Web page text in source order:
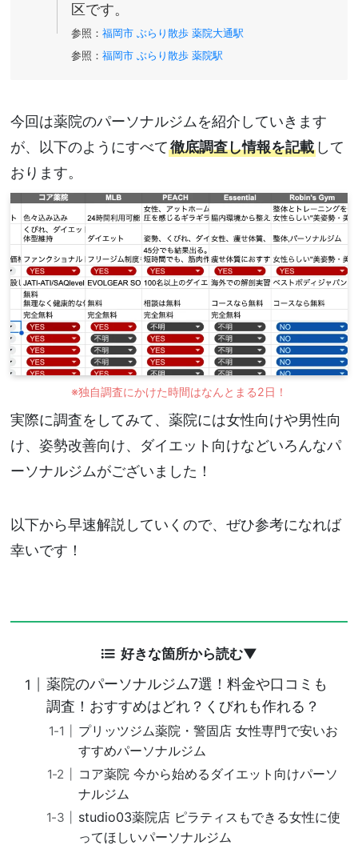
区です。
参照：福岡市 ぶらり散歩 薬院大通駅
参照：福岡市 ぶらり散歩 薬院駅
今回は薬院のパーソナルジムを紹介していきます
が、以下のようにすべて徹底調査し情報を記載して
おります。
※独自調査にかけた時間はなんとまる2日！
実際に調査をしてみて、薬院には女性向けや男性向
け、姿勢改善向け、ダイエット向けなどいろんなパ
ーソナルジムがございました！
以下から早速解説していくので、ぜひ参考になれば
幸いです！
好きな箇所から読む▼
薬院のパーソナルジム7選！料金や口コミも
調査！おすすめはどれ？くびれも作れる？
プリッツジム薬院・警固店 女性専門で安いお
すすめパーソナルジム
コア薬院 今から始めるダイエット向けパーソ
ナルジム
studio03薬院店 ピラティスもできる女性に使
ってほしいパーソナルジム